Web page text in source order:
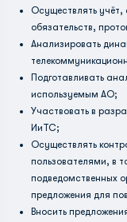
Осуществлять учёт,
обязательств,
Анализировать
Подготавливать
используемым АО;
Участвовать в
ИиТС;
Осуществлять
пользователями, в
подведомственных
предложения для
Вносить